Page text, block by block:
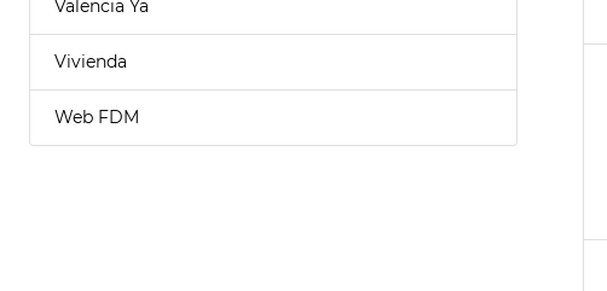
Valencia Ya
Vivienda
Web FDM